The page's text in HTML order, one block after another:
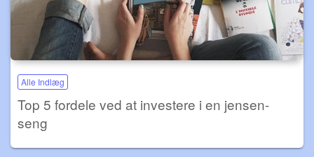
Alle Indlæg
Top 5 fordele ved at investere i en jensen-
seng